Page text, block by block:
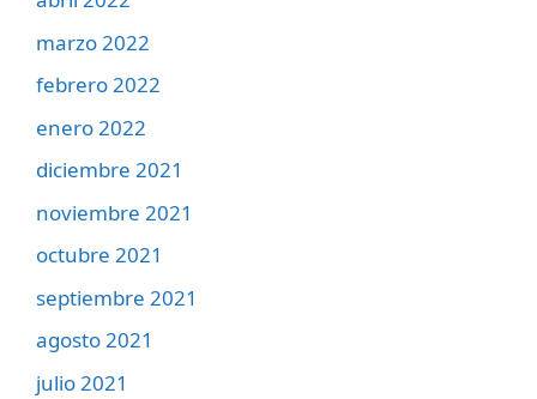
marzo 2022
febrero 2022
enero 2022
diciembre 2021
noviembre 2021
octubre 2021
septiembre 2021
agosto 2021
julio 2021